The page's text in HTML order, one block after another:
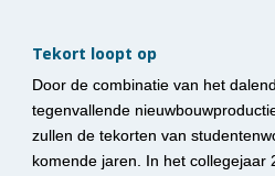
Tekort loopt op
Door de combinatie van het
tegenvallende
zullen de tekorten van
komende jaren. In het collegejaar